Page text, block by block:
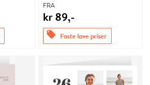
FRA
kr 89,-
offers Faste lave priser